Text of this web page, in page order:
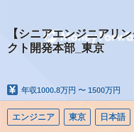
【シニアエンジニアリ
クト開発本部_東京
年収1000.8万円 〜 1500万円
エンジニア 東京 日本語